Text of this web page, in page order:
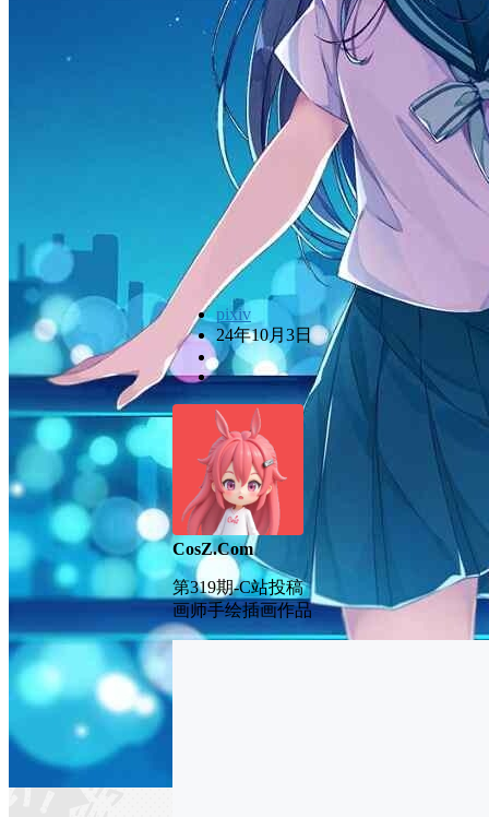
pixiv
24年10月3日
CosZ.Com
第319期-C站投稿
画师手绘插画作品